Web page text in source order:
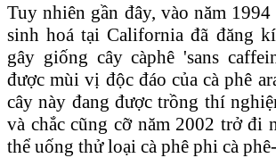
Tuy nhiên gần đây, vào năm
sinh hoá tại California đã đăng
gây giống cây càphê 'sans
được mùi vị độc đáo của cà phê
cây này đang được trồng thí
và chắc cũng cỡ năm 2002 trở đi
thể uống thử loại cà phê phi cà